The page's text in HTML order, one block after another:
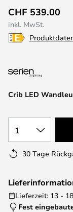
Anfang
der
Bildgalerie
Crib LED
CHF 539.00
inkl. MwSt.
1
30 Tage
Lieferzeit: 13 -
Fest